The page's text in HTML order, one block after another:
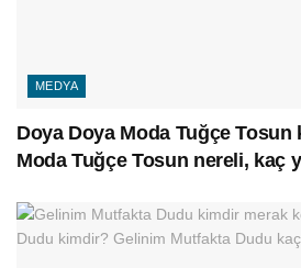
MEDYA
Doya Doya Moda Tuğçe
Moda Tuğçe Tosun nereli, kaç